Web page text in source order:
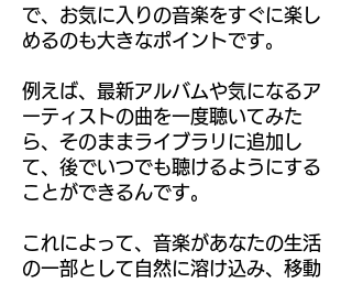
で、お気に入りの音楽をすぐに楽し
めるのも大きなポイントです。
例えば、最新アルバムや気になるア
ーティストの曲を一度聴いてみた
ら、そのままライブラリに追加し
て、後でいつでも聴けるようにする
ことができるんです。
これによって、音楽があなたの生活
の一部として自然に溶け込み、移動